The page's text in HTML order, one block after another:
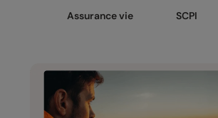
Assurance vie SCPI